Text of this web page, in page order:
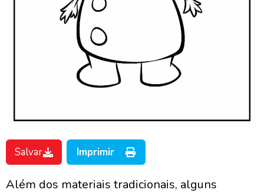
Salvar Imprimir
Além dos materiais tradicionais, alguns